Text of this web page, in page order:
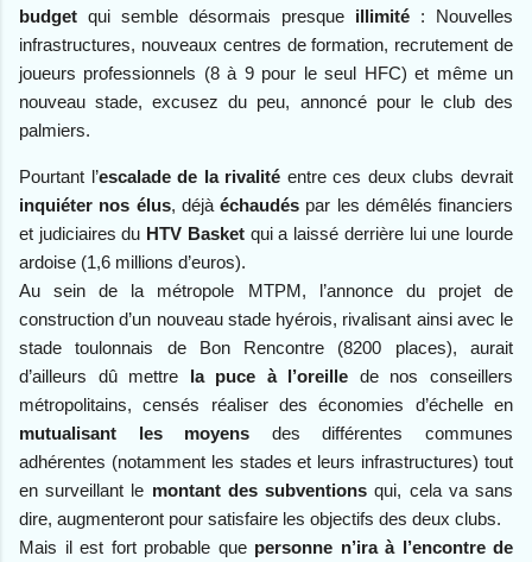
budget qui semble désormais presque illimité : Nouvelles
infrastructures, nouveaux centres de formation, recrutement de
joueurs professionnels (8 à 9 pour le seul HFC) et même un
nouveau stade, excusez du peu, annoncé pour le club des
palmiers.
Pourtant l’escalade de la rivalité entre ces deux clubs devrait
inquiéter nos élus, déjà échaudés par les démêlés financiers
et judiciaires du HTV Basket qui a laissé derrière lui une lourde
ardoise (1,6 millions d’euros).
Au sein de la métropole MTPM, l’annonce du projet de
construction d’un nouveau stade hyérois, rivalisant ainsi avec le
stade toulonnais de Bon Rencontre (8200 places), aurait
d’ailleurs dû mettre la puce à l’oreille de nos conseillers
métropolitains, censés réaliser des économies d’échelle en
mutualisant les moyens des différentes communes
adhérentes (notamment les stades et leurs infrastructures) tout
en surveillant le montant des subventions qui, cela va sans
dire, augmenteront pour satisfaire les objectifs des deux clubs.
Mais il est fort probable que personne n’ira à l’encontre de